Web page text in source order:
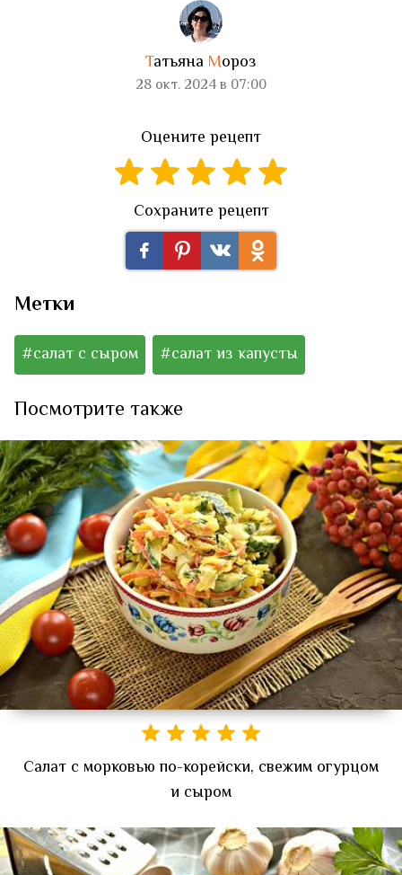
Татьяна Мороз
28 окт. 2024 в 07:00
Оцените рецепт
Сохраните рецепт
Метки
#салат с сыром #салат из капусты
Посмотрите также
Салат с морковью по-корейски, свежим огурцом
и сыром